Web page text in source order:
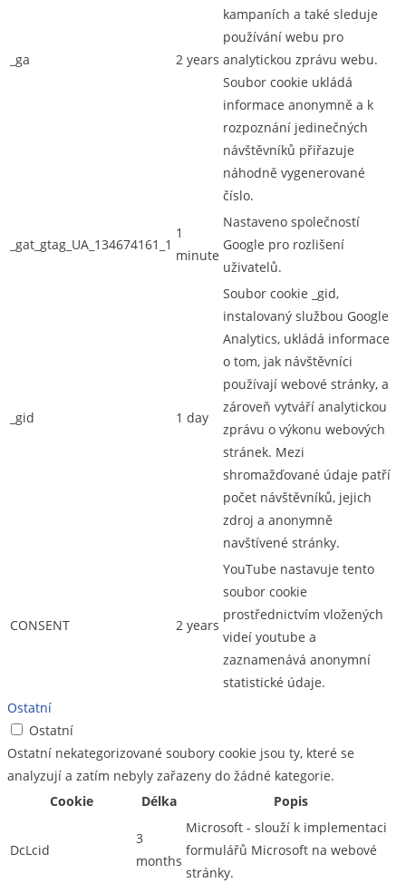
_ga 2 years
kampaních a také sleduje
používání webu pro
analytickou zprávu webu.
Soubor cookie ukládá
informace anonymně a k
rozpoznání jedinečných
návštěvníků přiřazuje
náhodně vygenerované
číslo.
_gat_gtag_UA_134674161_1
1
minute
Nastaveno společností
Google pro rozlišení
uživatelů.
_gid 1 day
Soubor cookie _gid,
instalovaný službou Google
Analytics, ukládá informace
o tom, jak návštěvníci
používají webové stránky, a
zároveň vytváří analytickou
zprávu o výkonu webových
stránek. Mezi
shromažďované údaje patří
počet návštěvníků, jejich
zdroj a anonymně
navštívené stránky.
CONSENT 2 years
YouTube nastavuje tento
soubor cookie
prostřednictvím vložených
videí youtube a
zaznamenává anonymní
statistické údaje.
Ostatní
Ostatní
Ostatní nekategorizované soubory cookie jsou ty, které se
analyzují a zatím nebyly zařazeny do žádné kategorie.
Cookie
Délka Popis
DcLcid
3
months
Microsoft - slouží k implementaci
formulářů Microsoft na webové
stránky.